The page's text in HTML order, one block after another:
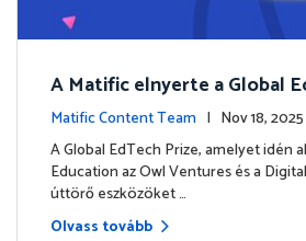
A Matific elnyerte a Global
rföldkő a digitális
Matific Content Team | Nov 18,
nyek
A Global EdTech Prize, amelyet idén
Education az Owl Ventures és a
úttörő eszközöket …
Olvass tovább